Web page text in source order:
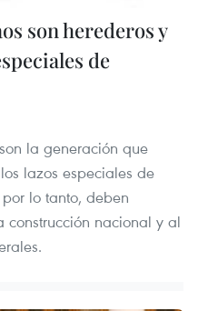
son herederos y
de
la generación que
lazos especiales de
lo tanto, deben
construcción nacional y al